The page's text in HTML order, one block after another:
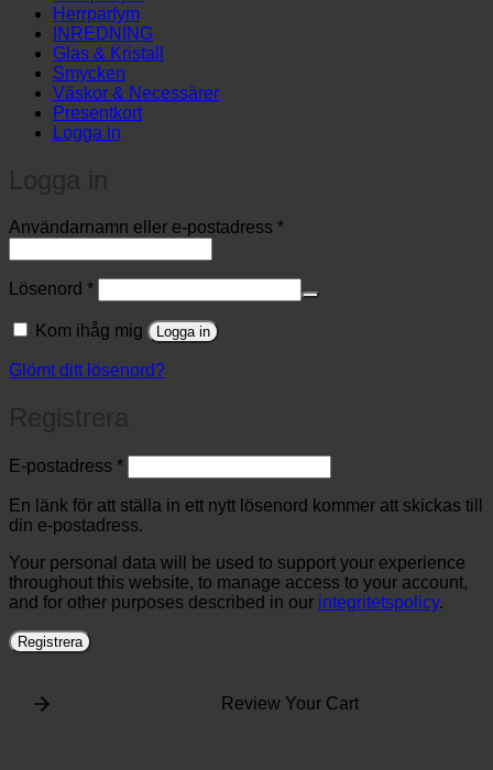
Herrparfym
INREDNING
Glas & Kristall
Smycken
Väskor & Necessärer
Presentkort
Logga in
Användarnamn eller e-postadress *Obligatoriskt
Lösenord *Obligatoriskt
Kom ihåg mig Logga in
Glömt ditt lösenord?
E-postadress *Obligatoriskt
En länk för att ställa in ett nytt lösenord kommer att skickas till
din e-postadress.
Your personal data will be used to support your experience
throughout this website, to manage access to your account,
and for other purposes described in our integritetspolicy.
Registrera
Review Your Cart